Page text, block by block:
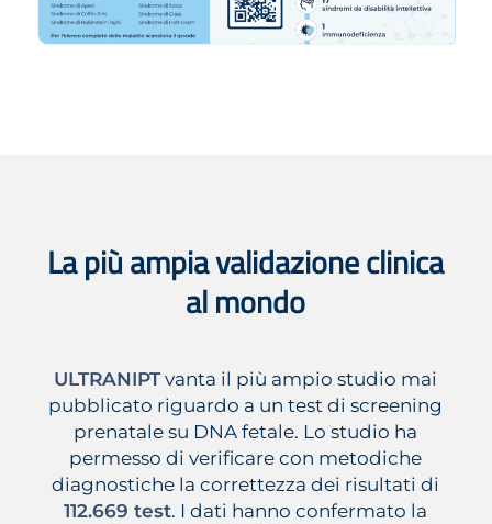
La più ampia validazione clinica
al mondo
ULTRANIPTvanta il più ampio studio mai
pubblicato riguardo a un test di screening
prenatale su DNA fetale. Lo studio ha
permesso di verificare con metodiche
diagnostiche la correttezza dei risultati di
112.669 test. I dati hanno confermato la